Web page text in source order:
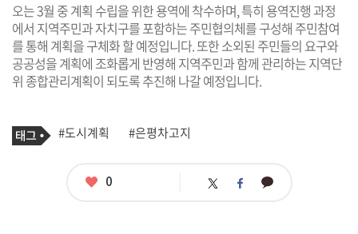
오는 3월 중 계획 수립을 위한 용역에 착수하며, 특히 용역진행 과정
에서 지역주민과 자치구를 포함하는 주민협의체를 구성해 주민참여
를 통해 계획을 구체화 할 예정입니다. 또한 소외된 주민들의 요구와
공공성을 계획에 조화롭게 반영해 지역주민과 함께 관리하는 지역단
위 종합관리계획이 되도록 추진해 나갈 예정입니다.
기
사
태
그
#도시계획 #은평차고지
좋
0 트 페 카